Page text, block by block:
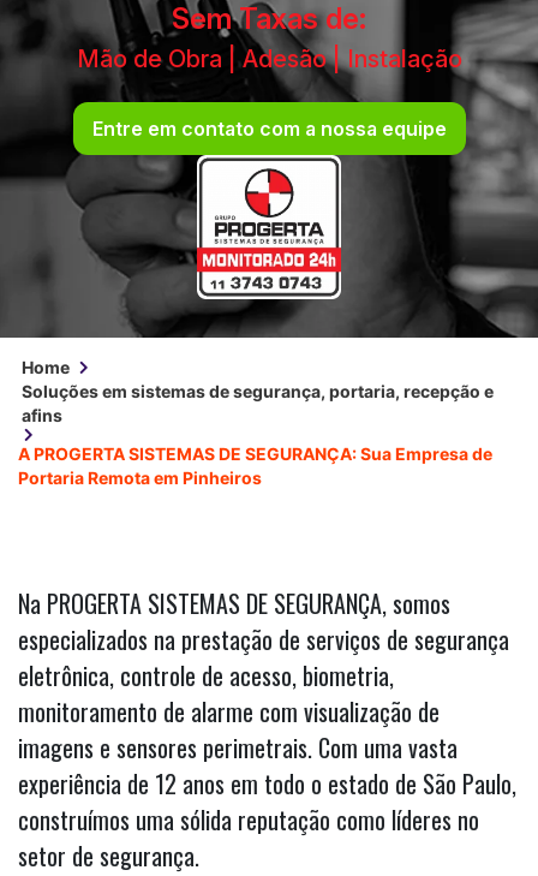
Sem Taxas de:
Mão de Obra | Adesão | Instalação
Entre em contato com a nossa equipe
Home
Soluções em sistemas de segurança, portaria, recepção e
afins
A PROGERTA SISTEMAS DE SEGURANÇA: Sua Empresa de
Portaria Remota em Pinheiros
Na PROGERTA SISTEMAS DE SEGURANÇA, somos
especializados na prestação de serviços de segurança
eletrônica, controle de acesso, biometria,
monitoramento de alarme com visualização de
imagens e sensores perimetrais. Com uma vasta
experiência de 12 anos em todo o estado de São Paulo,
construímos uma sólida reputação como líderes no
setor de segurança.